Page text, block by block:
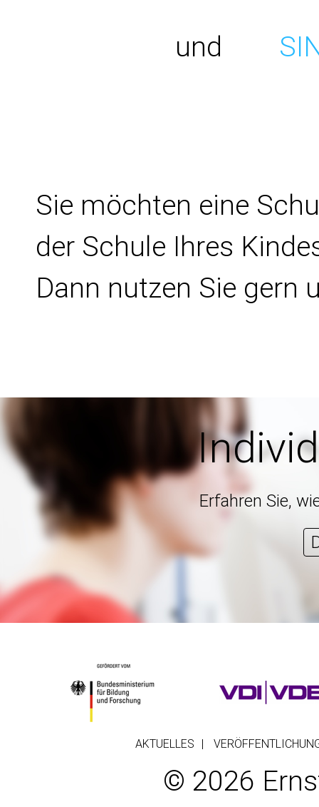
und
Sie möchten eine
der Schule Ihres
Dann nutzen Sie gern
Erfahren Sie,
AKTUELLES
© 2026